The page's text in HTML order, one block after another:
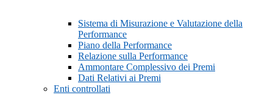
Sistema di Misurazione e Valutazione della
Performance
Piano della Performance
Relazione sulla Performance
Ammontare Complessivo dei Premi
Dati Relativi ai Premi
Enti controllati